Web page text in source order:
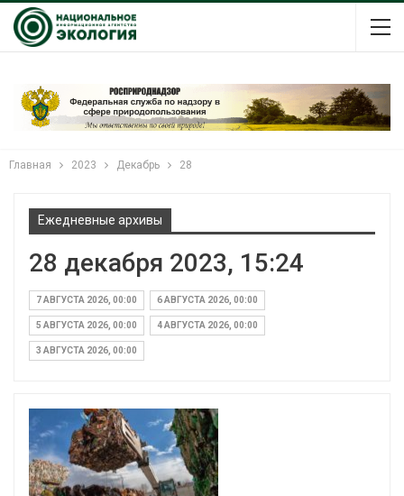
Главная 2023 Декабрь 28
Ежедневные архивы
28 декабря 2023, 15:24
7 АВГУСТА 2026, 00:00 6 АВГУСТА 2026, 00:00
5 АВГУСТА 2026, 00:00 4 АВГУСТА 2026, 00:00
3 АВГУСТА 2026, 00:00